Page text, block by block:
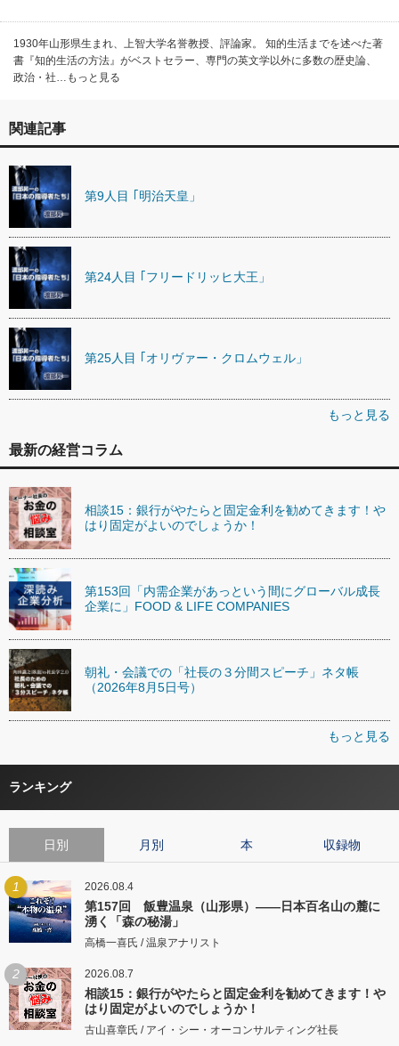
1930年山形県生まれ、上智大学名誉教授、評論家。 知的生活までを述べた著
書『知的生活の方法』がベストセラー、専門の英文学以外に多数の歴史論、
政治・社…もっと見る
関連記事
第9人目 ｢明治天皇」
第24人目 ｢フリードリッヒ大王」
第25人目 ｢オリヴァー・クロムウェル」
もっと見る
最新の経営コラム
相談15：銀行がやたらと固定金利を勧めてきます！や
はり固定がよいのでしょうか！
第153回「内需企業があっという間にグローバル成長
企業に」FOOD & LIFE COMPANIES
朝礼・会議での「社長の３分間スピーチ」ネタ帳
（2026年8月5日号）
もっと見る
ランキング
日別 月別 本 収録物
1 2026.08.4
第157回 飯豊温泉（山形県）――日本百名山の麓に
湧く「森の秘湯」
高橋一喜氏 / 温泉アナリスト
2 2026.08.7
相談15：銀行がやたらと固定金利を勧めてきます！や
はり固定がよいのでしょうか！
古山喜章氏 / アイ・シー・オーコンサルティング社長